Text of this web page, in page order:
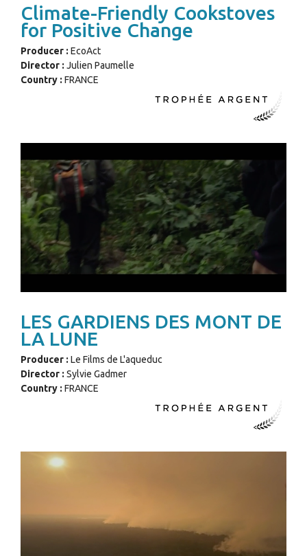
Climate-Friendly Cookstoves
for Positive Change
Producer : EcoAct
Director : Julien Paumelle
Country : FRANCE
LES GARDIENS DES MONT DE
LA LUNE
Producer : Le Films de L'aqueduc
Director : Sylvie Gadmer
Country : FRANCE